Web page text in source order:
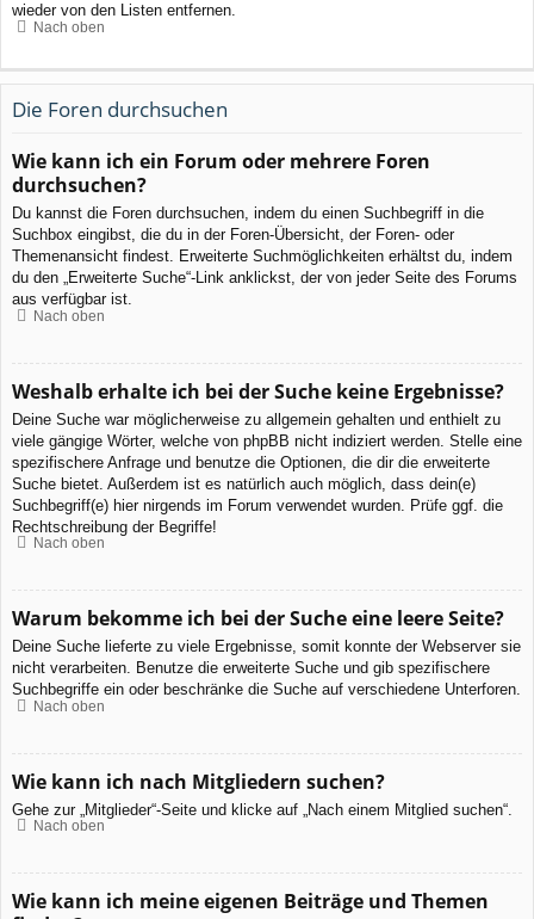
wieder von den Listen entfernen.
Nach oben
Die Foren durchsuchen
Wie kann ich ein Forum oder mehrere Foren
durchsuchen?
Du kannst die Foren durchsuchen, indem du einen Suchbegriff in die
Suchbox eingibst, die du in der Foren-Übersicht, der Foren- oder
Themenansicht findest. Erweiterte Suchmöglichkeiten erhältst du, indem
du den „Erweiterte Suche“-Link anklickst, der von jeder Seite des Forums
aus verfügbar ist.
Nach oben
Weshalb erhalte ich bei der Suche keine Ergebnisse?
Deine Suche war möglicherweise zu allgemein gehalten und enthielt zu
viele gängige Wörter, welche von phpBB nicht indiziert werden. Stelle eine
spezifischere Anfrage und benutze die Optionen, die dir die erweiterte
Suche bietet. Außerdem ist es natürlich auch möglich, dass dein(e)
Suchbegriff(e) hier nirgends im Forum verwendet wurden. Prüfe ggf. die
Rechtschreibung der Begriffe!
Nach oben
Warum bekomme ich bei der Suche eine leere Seite?
Deine Suche lieferte zu viele Ergebnisse, somit konnte der Webserver sie
nicht verarbeiten. Benutze die erweiterte Suche und gib spezifischere
Suchbegriffe ein oder beschränke die Suche auf verschiedene Unterforen.
Nach oben
Wie kann ich nach Mitgliedern suchen?
Gehe zur „Mitglieder“-Seite und klicke auf „Nach einem Mitglied suchen“.
Nach oben
Wie kann ich meine eigenen Beiträge und Themen